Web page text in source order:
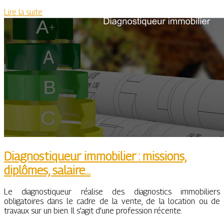
Lire la suite
Diagnostiqueur immobilier : missions,
diplômes, salaire…
Le diagnostiqueur réalise des diagnostics immobiliers
obligatoires dans le cadre de la vente, de la location ou de
travaux sur un bien. Il s’agit d’une profession récente.